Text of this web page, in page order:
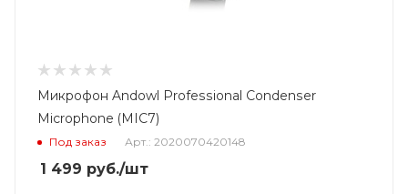
Микрофон Andowl Professional Condenser
Microphone (MIC7)
Под заказ Арт.: 2020070420148
1 499 руб./шт